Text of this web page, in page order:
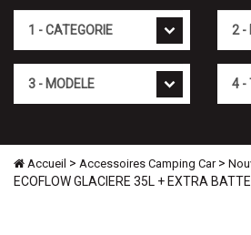
Accueil > Accessoires Camping Car>
ECOFLOW GLACIERE 35L + EXTRA